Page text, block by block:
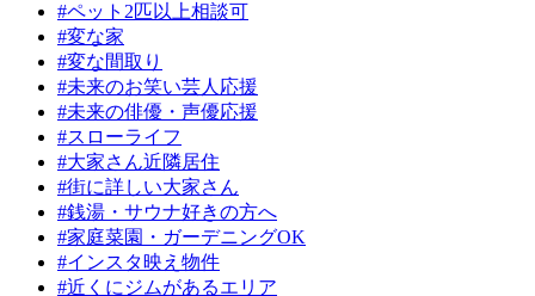
#ペット2匹以上相談可
#変な家
#変な間取り
#未来のお笑い芸人応援
#未来の俳優・声優応援
#スローライフ
#大家さん近隣居住
#街に詳しい大家さん
#銭湯・サウナ好きの方へ
#家庭菜園・ガーデニングOK
#インスタ映え物件
#近くにジムがあるエリア